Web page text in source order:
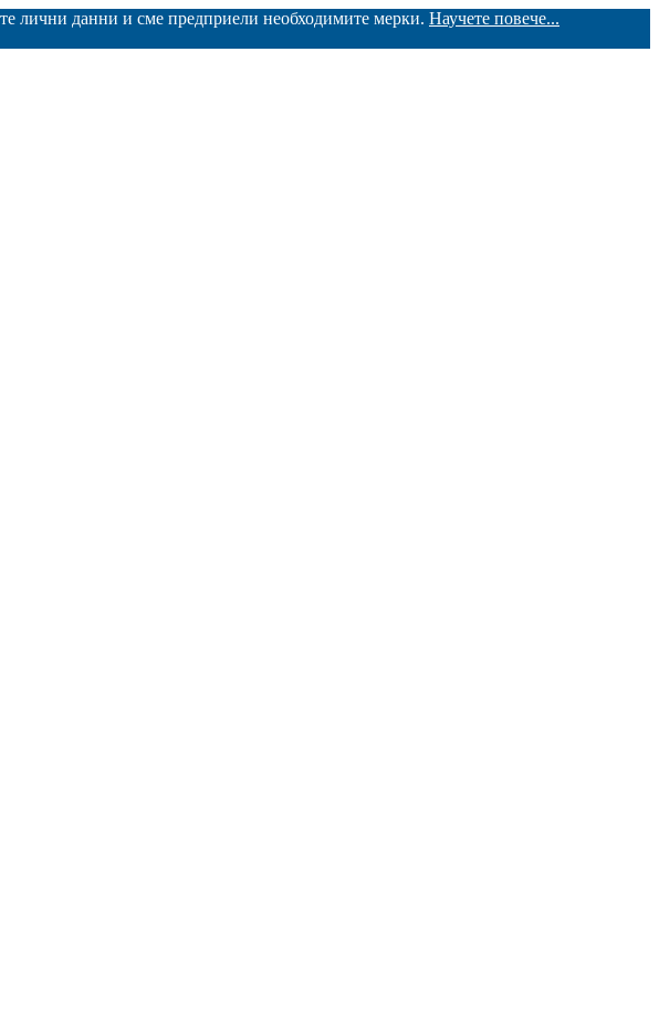
лични данни и сме предприели необходимите мерки. Научете повече...